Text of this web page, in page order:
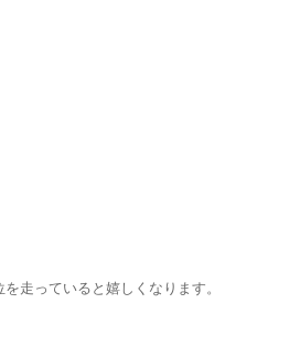
走っていると嬉しくなります。